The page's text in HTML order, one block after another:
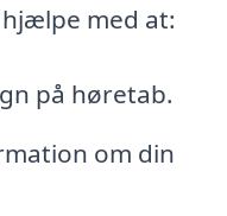
med at:
på høretab.
om din